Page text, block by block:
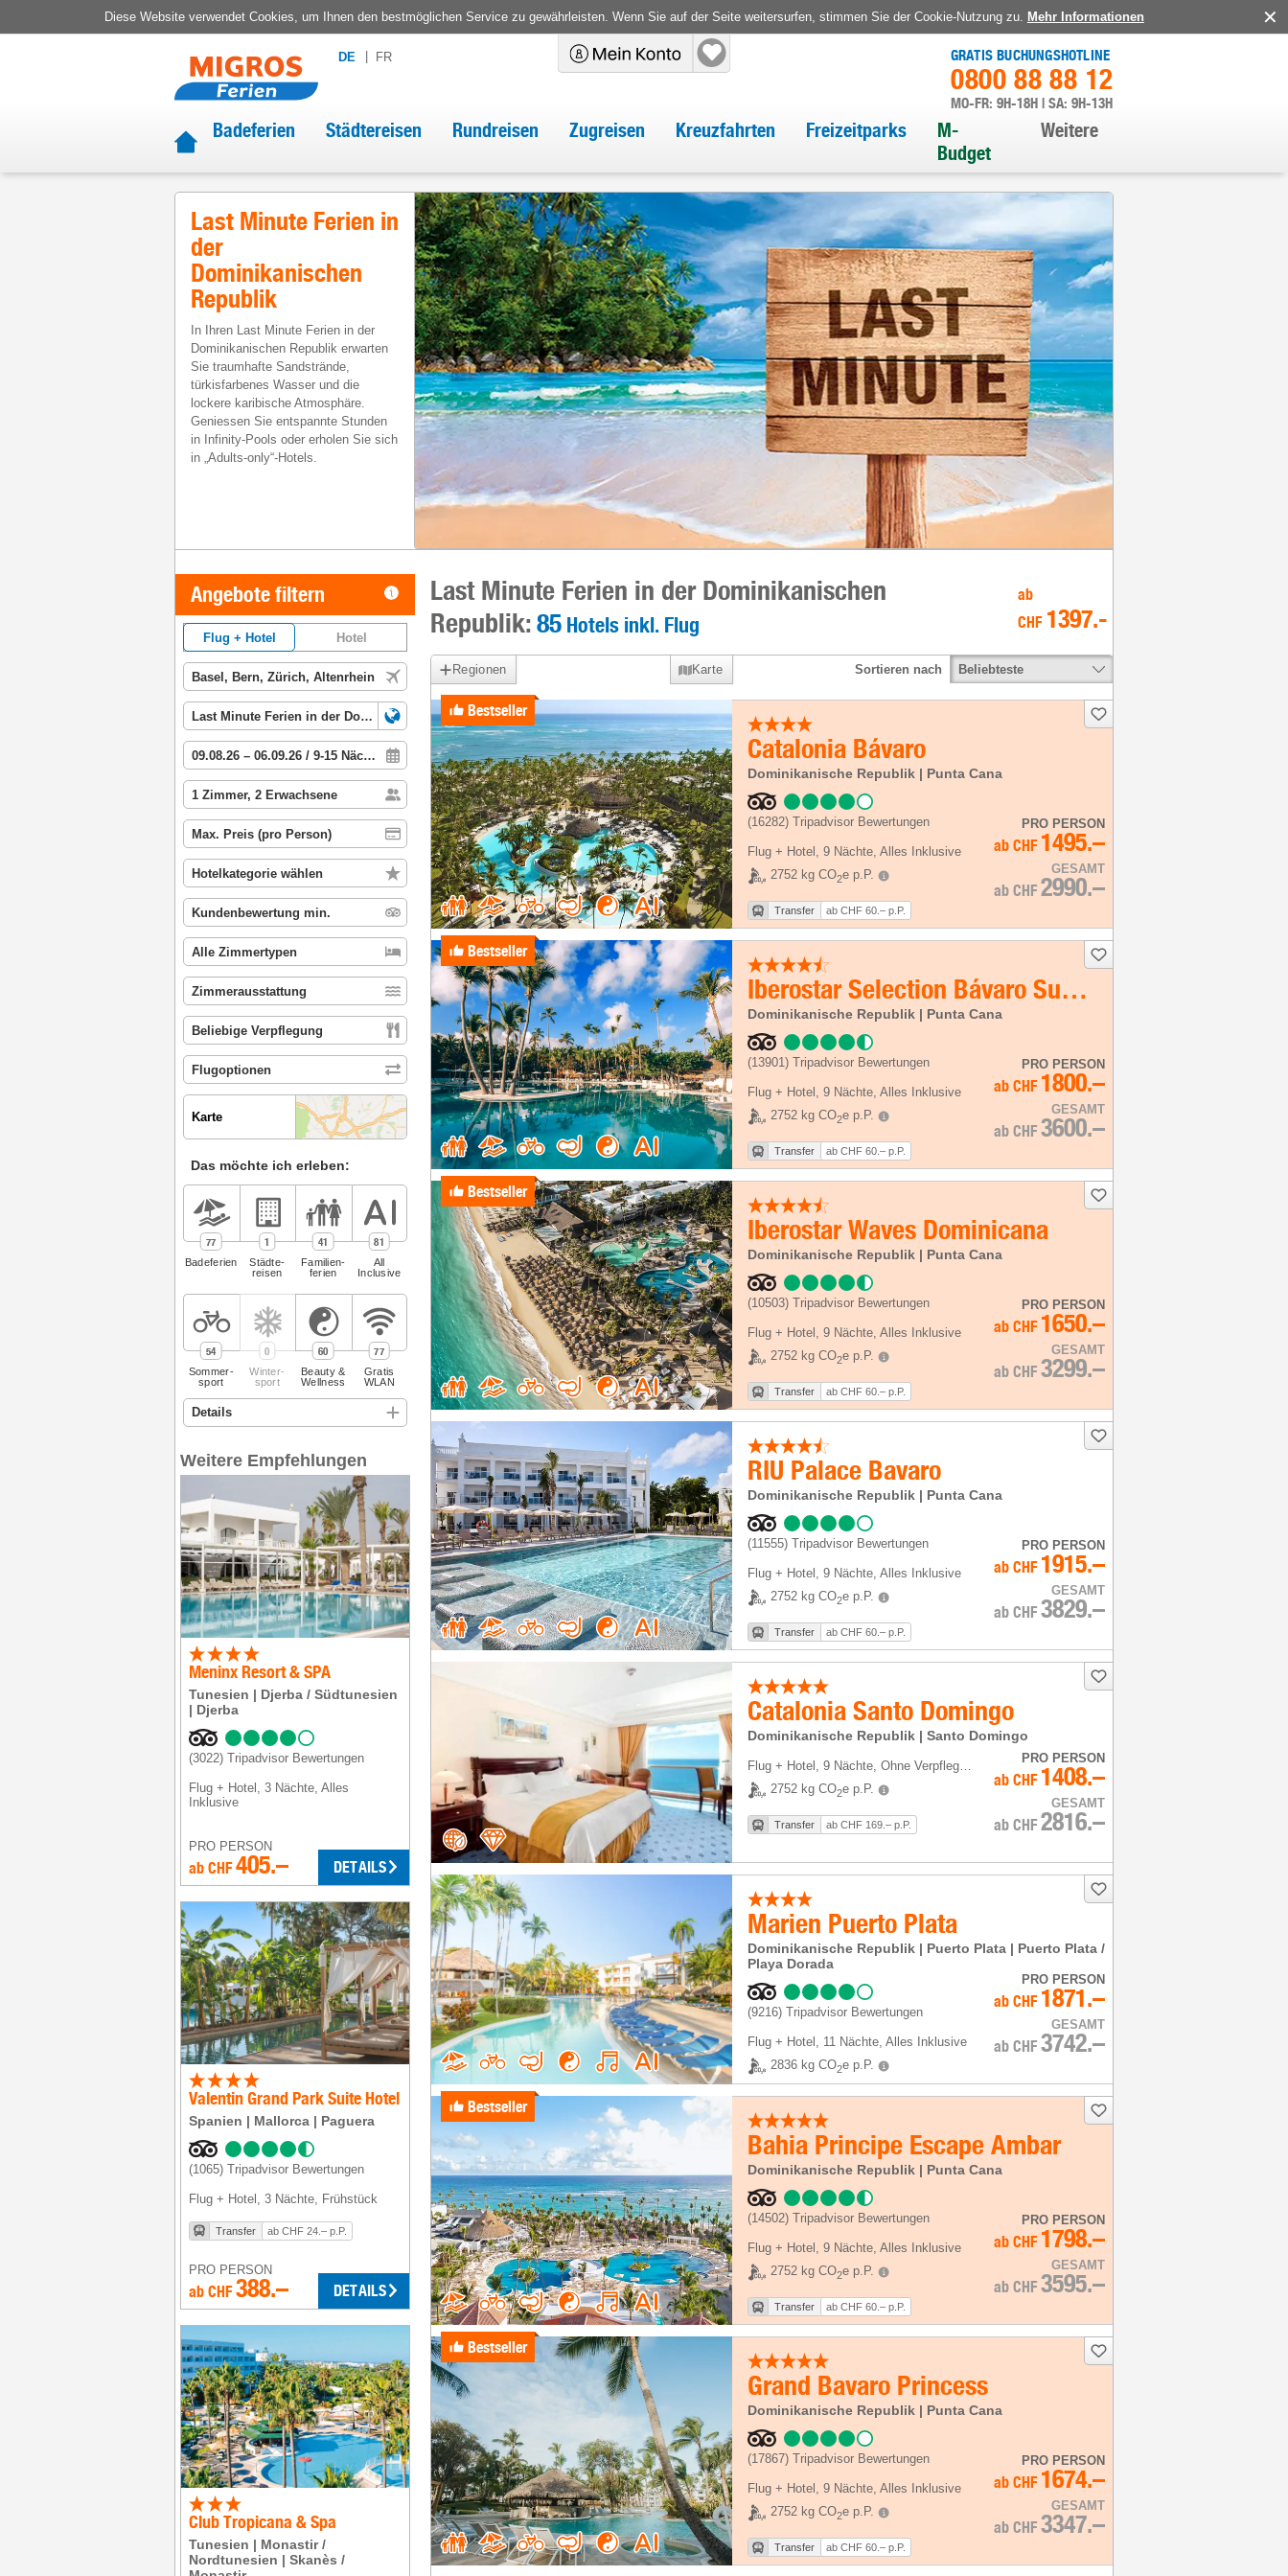
Diese Website verwendet Cookies, um Ihnen den bestmöglichen Service zu gewährleisten. Wenn Sie auf der Seite weitersurfen, stimmen Sie der Cookie-Nutzung zu. Mehr Informationen
DE FR GRATIS BUCHUNGSHOTLINE
0800 88 88 12
MO-FR: 9H-18H | SA: 9H-13H
Badeferien Städtereisen Rundreisen Zugreisen Kreuzfahrten Freizeitparks
M-
Budget
Weitere
Last Minute Ferien in
der
Dominikanischen
Republik
In Ihren Last Minute Ferien in der
Dominikanischen Republik erwarten
Sie traumhafte Sandstrände,
türkisfarbenes Wasser und die
lockere karibische Atmosphäre.
Geniessen Sie entspannte Stunden
in Infinity-Pools oder erholen Sie sich
in „Adults-only“-Hotels.
Angebote filtern
Flug + Hotel Hotel
Karte
Das möchte ich erleben:
77
Badeferien
1
Städte­
reisen
41
Familien­
ferien
81
All
Inclusive
54
Sommer­
sport
0
Winter­
sport
60
Beauty &
Wellness
77
Gratis
WLAN
Weitere Empfehlungen
Meninx Resort & SPA
Tunesien
Djerba / Südtunesien
Djerba
(3022) Tripadvisor Bewertungen
Flug + Hotel 3 Nächte , Alles
Inklusive
PRO PERSON
ab CHF 405.– DETAILS
Valentin Grand Park Suite Hotel
Spanien Mallorca Paguera
(1065) Tripadvisor Bewertungen
Flug + Hotel 3 Nächte , Frühstück
Transfer ab CHF 24.– p.P.
PRO PERSON
ab CHF 388.– DETAILS
Club Tropicana & Spa
Tunesien
Monastir /
Nordtunesien
Skanès /
Last Minute Ferien in der Dominikanischen
Republik:85 Hotels inkl. Flug
ab
CHF 1397.-
Regionen Karte Sortieren nach Beliebteste
Bestseller
Catalonia Bávaro
Dominikanische Republik | Punta Cana
(16282) Tripadvisor Bewertungen
Flug + Hotel , 9 Nächte, Alles Inklusive
2752 kg CO2e p.P.
Transfer ab CHF 60.– p.P.
PRO PERSON
ab CHF 1495.–
GESAMT
ab CHF 2990.–
Bestseller
Iberostar Selection Bávaro Suites
Dominikanische Republik | Punta Cana
(13901) Tripadvisor Bewertungen
Flug + Hotel , 9 Nächte, Alles Inklusive
2752 kg CO2e p.P.
Transfer ab CHF 60.– p.P.
PRO PERSON
ab CHF 1800.–
GESAMT
ab CHF 3600.–
Bestseller
Iberostar Waves Dominicana
Dominikanische Republik | Punta Cana
(10503) Tripadvisor Bewertungen
Flug + Hotel , 9 Nächte, Alles Inklusive
2752 kg CO2e p.P.
Transfer ab CHF 60.– p.P.
PRO PERSON
ab CHF 1650.–
GESAMT
ab CHF 3299.–
RIU Palace Bavaro
Dominikanische Republik | Punta Cana
(11555) Tripadvisor Bewertungen
Flug + Hotel , 9 Nächte, Alles Inklusive
2752 kg CO2e p.P.
Transfer ab CHF 60.– p.P.
PRO PERSON
ab CHF 1915.–
GESAMT
ab CHF 3829.–
Catalonia Santo Domingo
Dominikanische Republik | Santo Domingo
Flug + Hotel , 9 Nächte, Ohne Verpflegung
2752 kg CO2e p.P.
Transfer ab CHF 169.– p.P.
PRO PERSON
ab CHF 1408.–
GESAMT
ab CHF 2816.–
Marien Puerto Plata
Dominikanische Republik | Puerto Plata | Puerto Plata /
Playa Dorada
(9216) Tripadvisor Bewertungen
Flug + Hotel , 11 Nächte, Alles Inklusive
2836 kg CO2e p.P.
PRO PERSON
ab CHF 1871.–
GESAMT
ab CHF 3742.–
Bestseller
Bahia Principe Escape Ambar
Dominikanische Republik | Punta Cana
(14502) Tripadvisor Bewertungen
Flug + Hotel , 9 Nächte, Alles Inklusive
2752 kg CO2e p.P.
Transfer ab CHF 60.– p.P.
PRO PERSON
ab CHF 1798.–
GESAMT
ab CHF 3595.–
Bestseller
Grand Bavaro Princess
Dominikanische Republik | Punta Cana
(17867) Tripadvisor Bewertungen
Flug + Hotel , 9 Nächte, Alles Inklusive
2752 kg CO2e p.P.
Transfer ab CHF 60.– p.P.
PRO PERSON
ab CHF 1674.–
GESAMT
ab CHF 3347.–